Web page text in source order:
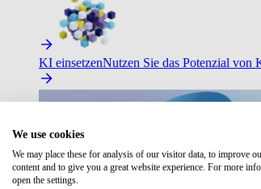
KI einsetzenNutzen Sie das Potenzial von
We use cookies
We may place these for analysis of our visitor data, to improve
content and to give you a great website experience. For more
open the settings.